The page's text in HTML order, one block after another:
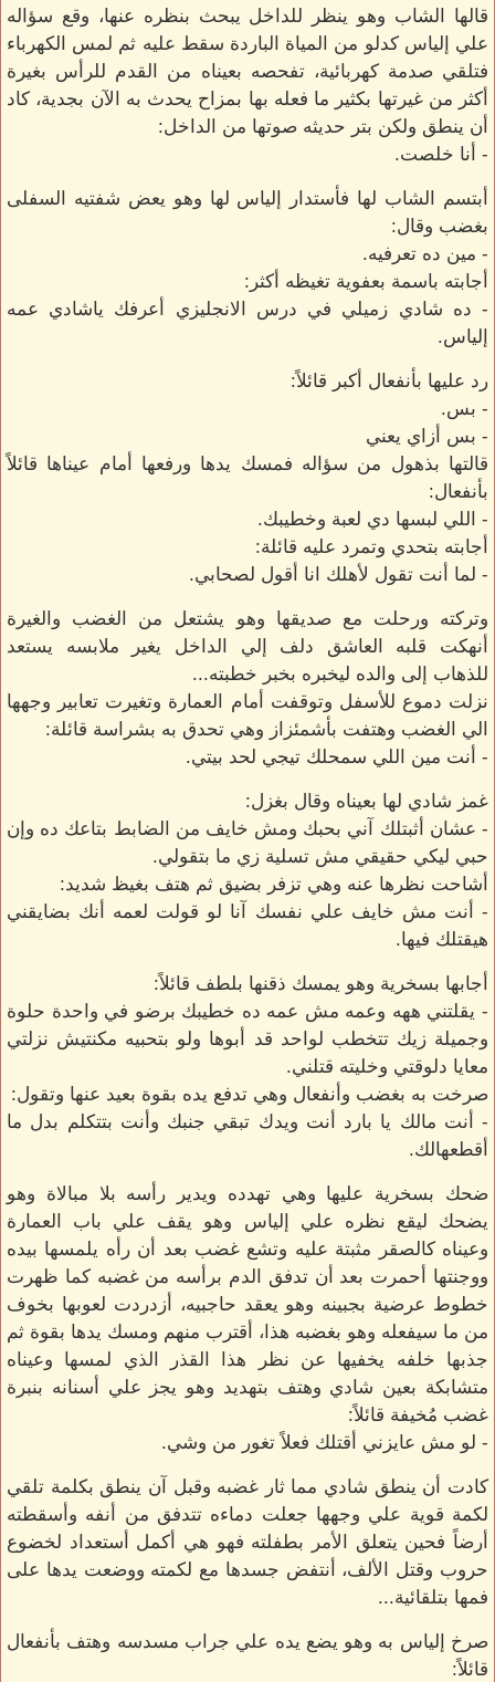
قالها الشاب وهو ينظر للداخل يبحث بنظره عنها، وقع سؤاله
علي إلياس كدلو من المياة الباردة سقط عليه ثم لمس الكهرباء
فتلقي صدمة كهربائية، تفحصه بعيناه من القدم للرأس بغيرة
أكثر من غيرتها بكثير ما فعله بها بمزاح يحدث به الآن بجدية، كاد
أن ينطق ولكن بتر حديثه صوتها من الداخل:
- أنا خلصت.
أبتسم الشاب لها فأستدار إلياس لها وهو يعض شفتيه السفلى
بغضب وقال:
- مين ده تعرفيه.
أجابته باسمة بعفوية تغيظه أكثر:
- ده شادي زميلي في درس الانجليزي أعرفك ياشادي عمه
إلياس.
رد عليها بأنفعال أكبر قائلاً:
- بس.
- بس أزاي يعني
قالتها بذهول من سؤاله فمسك يدها ورفعها أمام عيناها قائلاً
بأنفعال:
- اللي لبسها دي لعبة وخطيبك.
أجابته بتحدي وتمرد عليه قائلة:
- لما أنت تقول لأهلك انا أقول لصحابي.
وتركته ورحلت مع صديقها وهو يشتعل من الغضب والغيرة
أنهكت قلبه العاشق دلف إلي الداخل يغير ملابسه يستعد
للذهاب إلى والده ليخبره بخبر خطبته...
نزلت دموع للأسفل وتوقفت أمام العمارة وتغيرت تعابير وجهها
الي الغضب وهتفت بأشمئزاز وهي تحدق به بشراسة قائلة:
- أنت مين اللي سمحلك تيجي لحد بيتي.
غمز شادي لها بعيناه وقال بغزل:
- عشان أثبتلك آني بحبك ومش خايف من الضابط بتاعك ده وإن
حبي ليكي حقيقي مش تسلية زي ما بتقولي.
أشاحت نظرها عنه وهي تزفر بضيق ثم هتف بغيظ شديد:
- أنت مش خايف علي نفسك آنا لو قولت لعمه أنك بضايقني
هيقتلك فيها.
أجابها بسخرية وهو يمسك ذقنها بلطف قائلاً:
- يقلتني ههه وعمه مش عمه ده خطيبك برضو في واحدة حلوة
وجميلة زيك تتخطب لواحد قد أبوها ولو بتحبيه مكنتيش نزلتي
معايا دلوقتي وخليته قتلني.
صرخت به بغضب وأنفعال وهي تدفع يده بقوة بعيد عنها وتقول:
- أنت مالك يا بارد أنت ويدك تبقي جنبك وأنت بتتكلم بدل ما
أقطعهالك.
ضحك بسخرية عليها وهي تهدده ويدير رأسه بلا مبالاة وهو
يضحك ليقع نظره علي إلياس وهو يقف علي باب العمارة
وعيناه كالصقر مثبتة عليه وتشع غضب بعد أن رأه يلمسها بيده
ووجنتها أحمرت بعد أن تدفق الدم برأسه من غضبه كما ظهرت
خطوط عرضية بجبينه وهو يعقد حاجبيه، أزدردت لعوبها بخوف
من ما سيفعله وهو بغضبه هذا، أقترب منهم ومسك يدها بقوة ثم
جذبها خلفه يخفيها عن نظر هذا القذر الذي لمسها وعيناه
متشابكة بعين شادي وهتف بتهديد وهو يجز علي أسنانه بنبرة
غضب مُخيفة قائلاً:
- لو مش عايزني أقتلك فعلاً تغور من وشي.
كادت أن ينطق شادي مما ثار غضبه وقبل آن ينطق بكلمة تلقي
لكمة قوية علي وجهها جعلت دماءه تتدفق من أنفه وأسقطته
أرضاً فحين يتعلق الأمر بطفلته فهو هي أكمل أستعداد لخضوع
حروب وقتل الألف، أنتفض جسدها مع لكمته ووضعت يدها على
فمها بتلقائية...
صرخ إلياس به وهو يضع يده علي جراب مسدسه وهتف بأنفعال
قائلاً: